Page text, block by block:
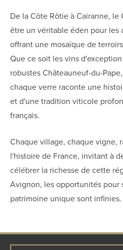
De la Côte Rôtie à Cairanne,
être un véritable éden pour les
offrant une mosaïque de
Que ce soit les vins
robustes Châteauneuf-du-
chaque verre raconte une
et d'une tradition viticole
français.
Chaque village, chaque vigne,
l'histoire de France, invitant à
célébrer la richesse de cette
Avignon, les opportunités pour
patrimoine unique sont infinies.